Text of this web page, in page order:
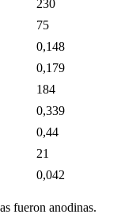
230
75
0,148
0,179
184
0,339
0,44
21
0,042
fueron anodinas.